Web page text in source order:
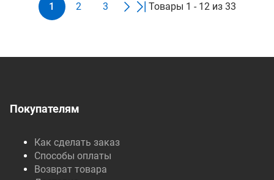
1 2 3 Товары 1 - 12 из 33
Покупателям
Как сделать заказ
Способы оплаты
Возврат товара